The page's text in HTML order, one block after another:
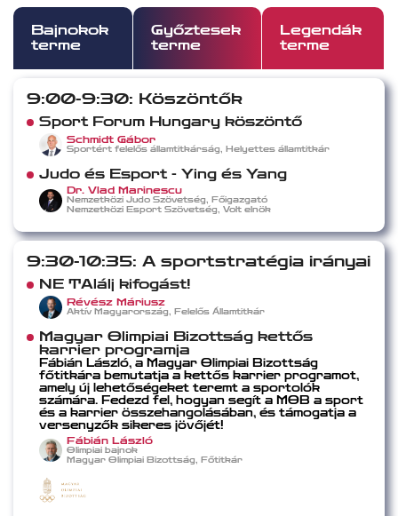
Bajnokok
terme
Győztesek
terme
Legendák
terme
9:00-9:30: Köszöntők
Sport Forum Hungary köszöntő
Schmidt Gábor
Sportért felelős államtitkárság, Helyettes államtitkár
Judo és Esport - Ying és Yang
Dr. Vlad Marinescu
Nemzetközi Judo Szövetség, Főigazgató
Nemzetközi Esport Szövetség, Volt elnök
9:30-10:35: A sportstratégia irányai
NE TAlálj kifogást!
Révész Máriusz
Aktív Magyarország, Felelős Államtitkár
Magyar Olimpiai Bizottság kettős
karrier programja
Fábián László, a Magyar Olimpiai Bizottság
főtitkára bemutatja a kettős karrier programot,
amely új lehetőségeket teremt a sportolók
számára. Fedezd fel, hogyan segít a MOB a sport
és a karrier összehangolásában, és támogatja a
versenyzők sikeres jövőjét!
Fábián László
Olimpiai bajnok
Magyar Olimpiai Bizottság, Főtitkár